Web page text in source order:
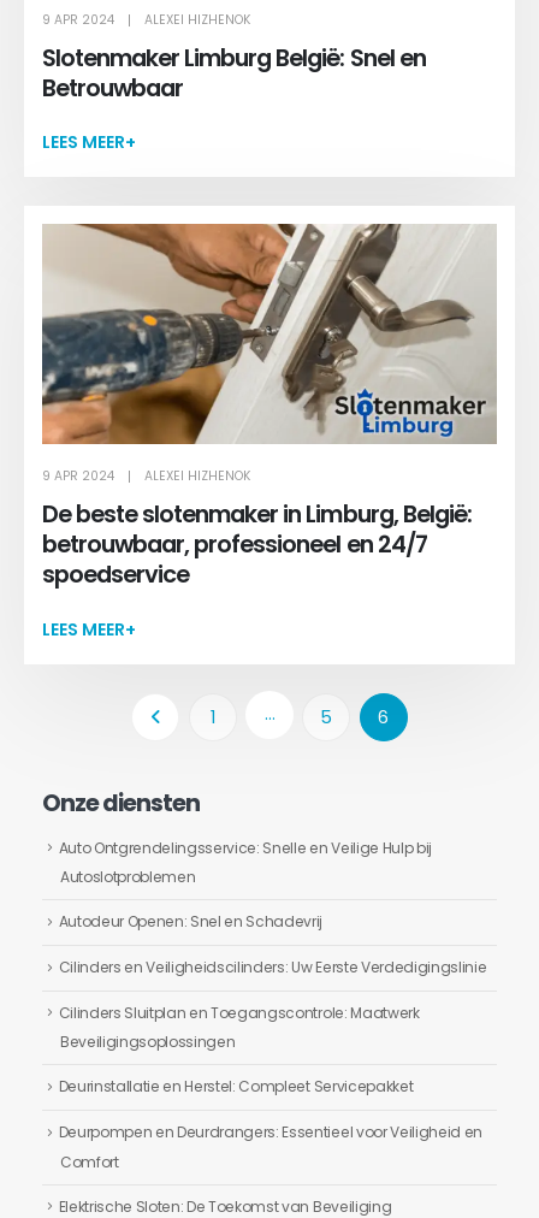
9 APR 2024 ALEXEI HIZHENOK
Slotenmaker Limburg België: Snel en
Betrouwbaar
LEES MEER+
9 APR 2024 ALEXEI HIZHENOK
De beste slotenmaker in Limburg, België:
betrouwbaar, professioneel en 24/7
spoedservice
LEES MEER+
1 … 5 6
Onze diensten
Auto Ontgrendelingsservice: Snelle en Veilige Hulp bij
Autoslotproblemen
Autodeur Openen: Snel en Schadevrij
Cilinders en Veiligheidscilinders: Uw Eerste Verdedigingslinie
Cilinders Sluitplan en Toegangscontrole: Maatwerk
Beveiligingsoplossingen
Deurinstallatie en Herstel: Compleet Servicepakket
Deurpompen en Deurdrangers: Essentieel voor Veiligheid en
Comfort
Elektrische Sloten: De Toekomst van Beveiliging